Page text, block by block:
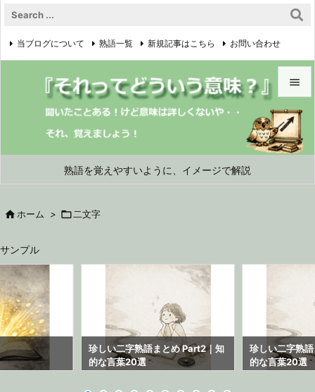
熟語を覚えやすいように、イメージで解説


メニュ


当ブログについて 熟語一覧 新規記事はこちら お問い合わせ
プライバシーポリシー 
 ホーム >  二文字
サンプル
珍しい二字熟語まとめ Part2｜知
的な言葉20選
珍しい二字熟
的な言葉20選